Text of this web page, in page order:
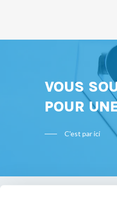
VOUS
POUR
C'est par ici